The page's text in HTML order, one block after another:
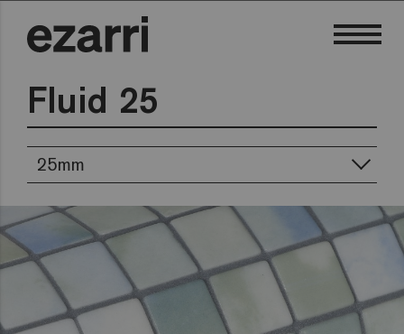
Fluid 25
25mm